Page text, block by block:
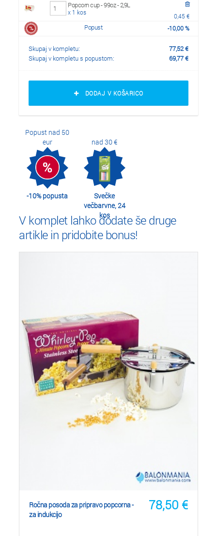
Popcorn cup - 99oz - 2,9L
x 1 kos 0,45 €
Popust -10,00%
Skupaj v kompletu: 77,52€
Skupaj v kompletu s popustom:
69,77€
DODAJ V KOŠARICO
Popust nad 50
eur
-10% popusta
nad 30 €
Svečke
večbarvne, 24
kos
V komplet lahko dodate še druge
artikle in pridobite bonus!
78,50 €
Ročna posoda za pripravo popcorna -
za indukcijo